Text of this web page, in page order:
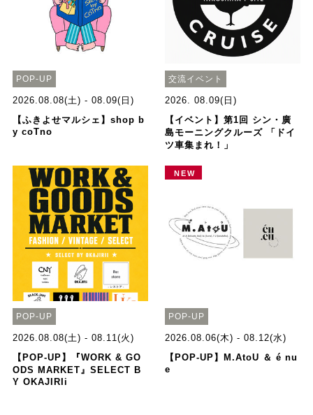
POP-UP
2026.08.08(土) - 08.09(日)
【ふきよせマルシェ】shop b
y coTno
交流イベント
2026. 08.09(日)
【イベント】第1回 シン・廣
島モーニングクルーズ 「ドイ
ツ車集まれ！」
POP-UP
2026.08.08(土) - 08.11(火)
【POP-UP】『WORK & GO
ODS MARKET』SELECT B
Y OKAJIRIi
NEW
POP-UP
2026.08.06(木) - 08.12(水)
【POP-UP】M.AtoU ＆ é nu
e